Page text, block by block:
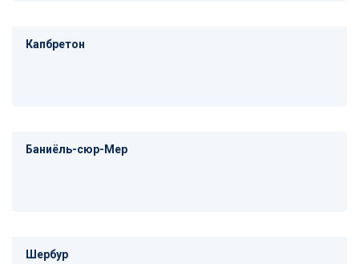
Капбретон
Баниёль-сюр-Мер
Шербур